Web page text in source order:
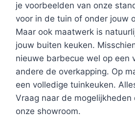
je voorbeelden van onze
voor in de tuin of onder jouw
Maar ook maatwerk is
jouw buiten keuken.
nieuwe barbecue wel op een
andere de overkapping. Op
een volledige tuinkeuken.
Vraag naar de mogelijkheden
onze showroom.